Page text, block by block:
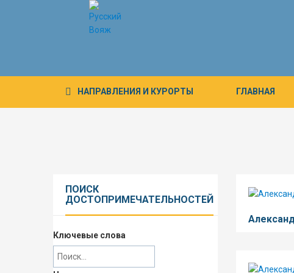
НАПРАВЛЕНИЯ И КУРОРТЫ ГЛАВНАЯ
ПОИСК
ДОСТОПРИМЕЧАТЕЛЬНОСТЕЙ
Ключевые слова